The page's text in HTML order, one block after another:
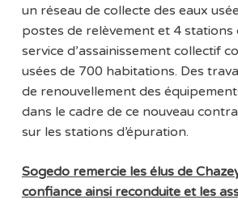
un réseau de collecte des eaux
postes de relèvement et 4 stations
service d’assainissement collectif
usées de 700 habitations. Des
de renouvellement des
dans le cadre de ce nouveau
sur les stations d’épuration.
Sogedo remercie les élus de
confiance ainsi reconduite et les